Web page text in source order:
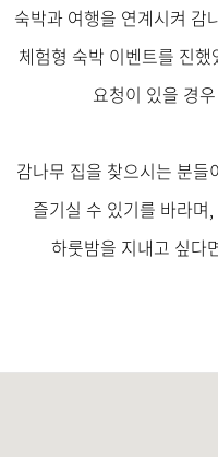
숙박과 여행을 연계시켜 감
체험형 숙박 이벤트를 진
요청이 있을 경
감나무 집을 찾으시는 분
즐기실 수 있기를 바라며
하룻밤을 지내고 싶다